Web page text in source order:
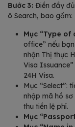
Bước 3: Điền đầy
ô Search, bao gồm:
Mục “Type of
office” nếu
nhận Thị thực
Visa
24H Visa.
Mục “Select”:
nhập mã hồ sơ
thu tiền lệ phí.
Mục